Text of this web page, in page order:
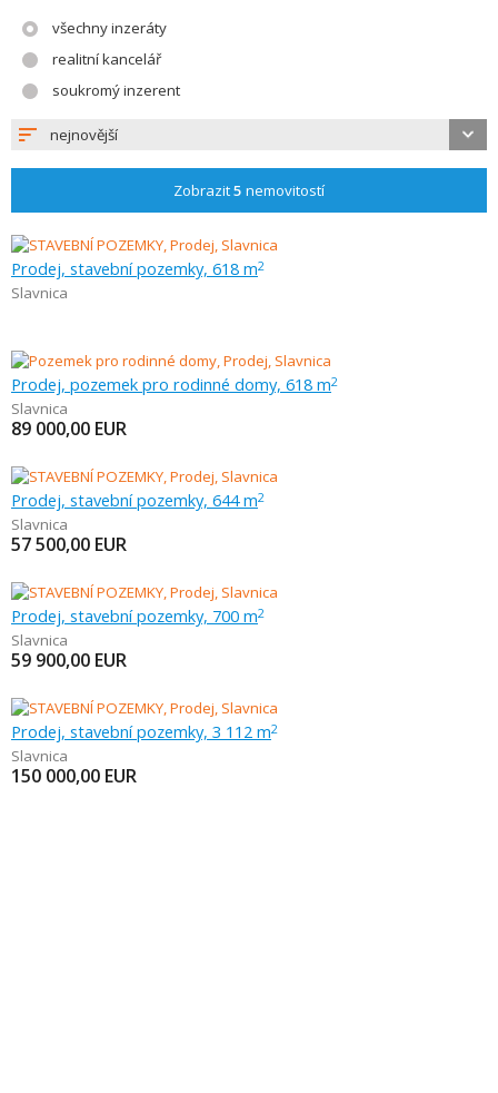
všechny inzeráty
realitní kancelář
soukromý inzerent
nejnovější
Zobrazit5 nemovitostí
Prodej, stavební pozemky, 618 m2
Slavnica
Prodej, pozemek pro rodinné domy, 618 m2
Slavnica
89 000,00 EUR
Prodej, stavební pozemky, 644 m2
Slavnica
57 500,00 EUR
Prodej, stavební pozemky, 700 m2
Slavnica
59 900,00 EUR
Prodej, stavební pozemky, 3 112 m2
Slavnica
150 000,00 EUR